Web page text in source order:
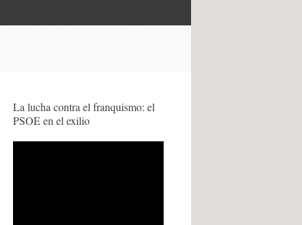
La lucha contra el franquismo: el
PSOE en el exilio